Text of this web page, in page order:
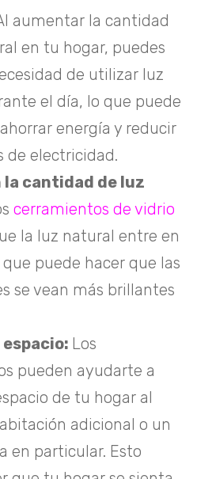
aumentar la cantidad
en tu hogar, puedes
de utilizar luz
el día, lo que puede
energía y reducir
de electricidad.
cantidad de luz
cerramientos de vidrio
la luz natural entre en
puede hacer que las
se vean más brillantes
Los
pueden ayudarte a
de tu hogar al
adicional o un
en particular. Esto